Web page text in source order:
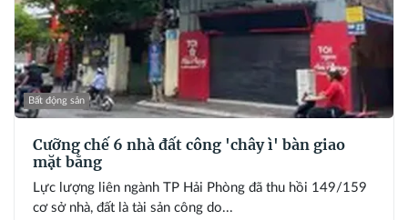
Bất động sản
Cưỡng chế 6 nhà đất công 'chây ì' bàn giao
mặt bằng
Lực lượng liên ngành TP Hải Phòng đã thu hồi 149/159
cơ sở nhà, đất là tài sản công do...